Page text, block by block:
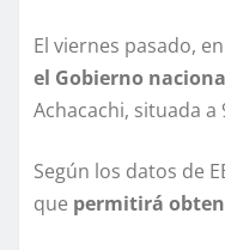
El viernes pasado,
el Gobierno
Achacachi, situada a
Según los datos de
que permitirá